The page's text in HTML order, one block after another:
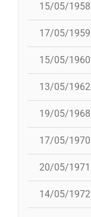
15/05/1958
17/05/1959
15/05/1960
13/05/1962
19/05/1968
17/05/1970
20/05/1971
14/05/1972